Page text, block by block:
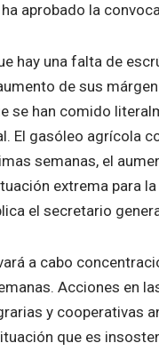
ha aprobado la
hay una falta de
de sus
se han comido
El gasóleo agrícola
semanas, el
extrema para
el secretario
a cabo
Acciones en
y cooperativas
que es